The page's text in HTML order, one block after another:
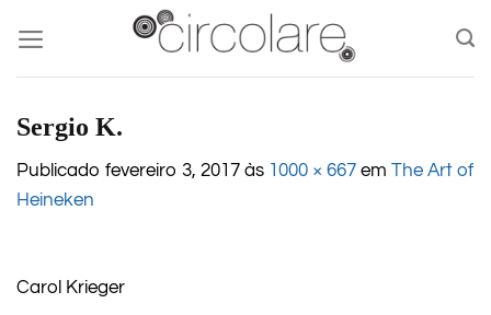
content
Sergio K.
Publicado fevereiro 3, 2017 às 1000 × 667 em The Art of
Heineken
Carol Krieger